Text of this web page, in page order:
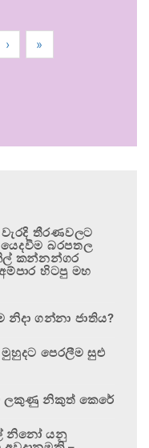
› »
තීරණවලට
බරපතල
කන්නන්ගර
හිටපු මහ
ගන්නා ජාතිය?
පෙරලීම සුළු
ලකුණු නිකුත් කෙරේ
නිනෝ යනු